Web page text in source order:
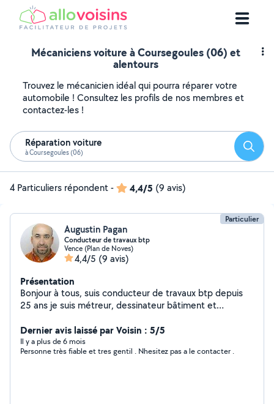
Mécaniciens voiture à Coursegoules (06) et
alentours
Trouvez le mécanicien idéal qui pourra réparer votre
automobile ! Consultez les profils de nos membres et
contactez-les !
Réparation voiture
à Coursegoules (06)
4 Particuliers répondent- 4,4/5 (9 avis)
Particulier
Augustin Pagan
Conducteur de travaux btp
Vence (Plan de Noves)
4,4/5 (9 avis)
Présentation
Bonjour à tous, suis conducteur de travaux btp depuis
25 ans je suis métreur, dessinateur bâtiment et
ordinateur logiciel Autocad. Très bon bricoleur J'aime le
contact humain pour cela je me propose
Dernier avis laissé par Voisin : 5/5
Il y a plus de 6 mois
Personne très fiable et tres gentil . Nhesitez pas a le contacter .